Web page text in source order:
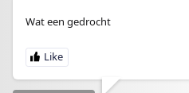
Wat een gedrocht